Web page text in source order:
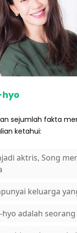
sejumlah fakta
ketahui:
aktris, Song
keluarga
hyo adalah